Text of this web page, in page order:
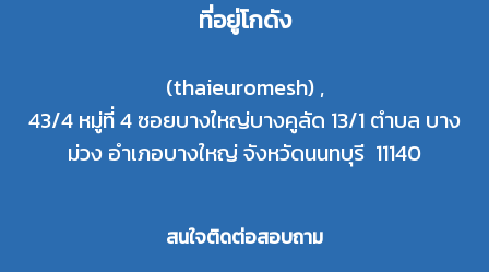
ที่อยู่โกดัง
(thaieuromesh) ,
43/4 หมู่ที่ 4 ซอยบางใหญ่บางคูลัด 13/1 ตำบล บาง
ม่วง อำเภอบางใหญ่ จังหวัดนนทบุรี 11140
สนใจติดต่อสอบถาม